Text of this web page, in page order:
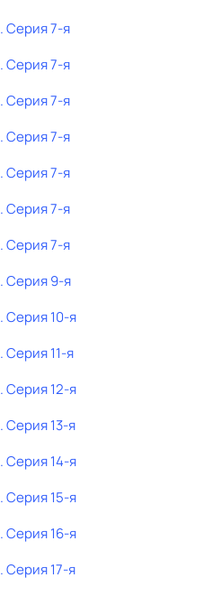
. Серия 7-я
. Серия 7-я
. Серия 7-я
. Серия 7-я
. Серия 7-я
. Серия 7-я
. Серия 7-я
. Серия 9-я
. Серия 10-я
. Серия 11-я
. Серия 12-я
. Серия 13-я
. Серия 14-я
. Серия 15-я
. Серия 16-я
. Серия 17-я